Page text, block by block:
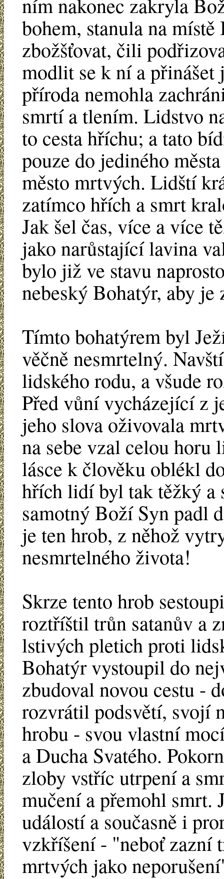
bohem, stanula na
zbožšťovat, čili
modlit se k ní a přinášet
příroda nemohla
smrtí a tlením. Lidstvo
to cesta hříchu; a tato
pouze do jediného
město mrtvých. Lidští
zatímco hřích a smrt
Jak šel čas, více a více
jako narůstající lavina
bylo již ve stavu
nebeský Bohatýr, aby je
Tímto bohatýrem byl
věčně nesmrtelný.
lidského rodu, a všude
Před vůní vycházející z
jeho slova oživovala
na sebe vzal celou
lásce k člověku oblékl
hřích lidí byl tak těžký a
samotný Boží Syn padl
je ten hrob, z něhož
nesmrtelného života!
Skrze tento hrob
roztříštil trůn satanův a
lstivých pletich proti
Bohatýr vystoupil do
zbudoval novou cestu -
rozvrátil podsvětí, svojí
hrobu - svou vlastní
a Ducha Svatého.
zloby vstříc utrpení a
mučení a přemohl smrt.
událostí a současně i
vzkříšení - "neboť zazní
mrtvých jako